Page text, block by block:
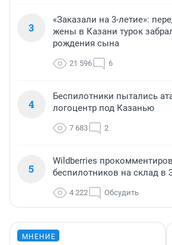
3
«Заказали на 3-летие»:
жены в Казани турок
рождения сына
21 596 6
4
Беспилотники пытались
логоцентр под Казанью
7 683 2
5
Wildberries
беспилотников на склад в
4 222 Обсудить
МНЕНИЕ